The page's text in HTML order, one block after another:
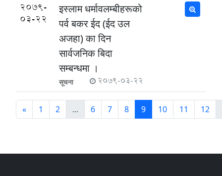
2079-
03-22
इस्लाम धर्मावलम्बीहरूको
पर्व बकर ईद (ईद उल
अजहा) का दिन
सार्वजनिक बिदा
सम्बन्धमा ।
सूचना 2079-03-22
« 1 2 ... 6 7 8 9 10 11 12